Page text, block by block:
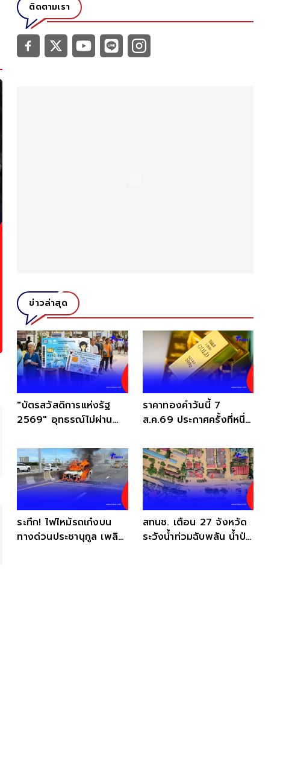
ติดตามเรา
ข่าวล่าสุด
"บัตรสวัสดิการแห่งรัฐ
2569" อุทธรณ์ไม่ผ่าน
ราคาทองคำวันนี้ 7
ส.ค.69 ประกาศครั้งที่หนึ่ง
ระทึก! ไฟไหม้รถเก๋งบน
ทางด่วนประชานุกูล เพลิง
สทนช. เตือน 27 จังหวัด
ระวังน้ำท่วมฉับพลัน น้ำป่า